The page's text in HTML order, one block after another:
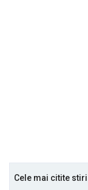
Cele mai citite stiri